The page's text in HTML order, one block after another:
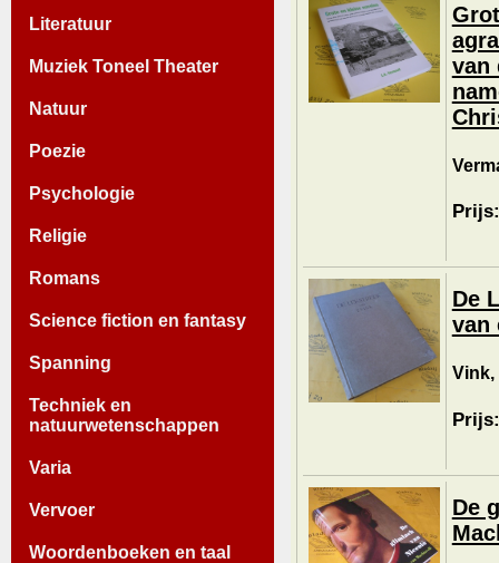
Literatuur
Muziek Toneel Theater
Natuur
Poezie
Psychologie
Religie
Romans
Science fiction en fantasy
Spanning
Techniek en
natuurwetenschappen
Varia
Vervoer
Woordenboeken en taal
van
De
van
Vink,
De